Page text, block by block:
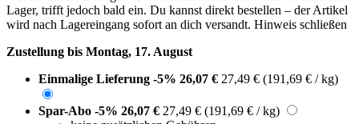
Lager, trifft jedoch bald ein. Du kannst direkt bestellen – der Artikel
wird nach Lagereingang sofort an dich versandt. Hinweis schließen
Zustellung bis Montag, 17. August
Einmalige Lieferung -5% 26,07 € 27,49 € (191,69 € / kg)
Spar-Abo -5% 26,07 € 27,49 € (191,69 € / kg)